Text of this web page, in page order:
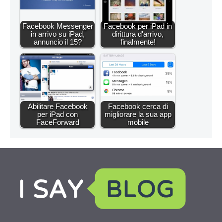
Facebook Messenger
in arrivo su iPad,
annuncio il 15?
Facebook per iPad in
dirittura d'arrivo,
finalmente!
Abilitare Facebook
per iPad con
FaceForward
Facebook cerca di
migliorare la sua app
mobile